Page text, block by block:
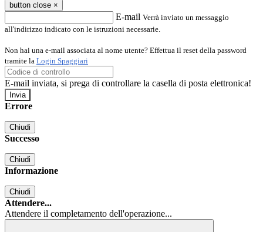
button close ×
E-mail Verrà inviato un messaggio
all'indirizzo indicato con le istruzioni necessarie.
Non hai una e-mail associata al nome utente? Effettua il reset della password
tramite la Login Spaggiari
E-mail inviata, si prega di controllare la casella di posta elettronica!
Errore
Chiudi
Successo
Chiudi
Informazione
Chiudi
Attendere...
Attendere il completamento dell'operazione...